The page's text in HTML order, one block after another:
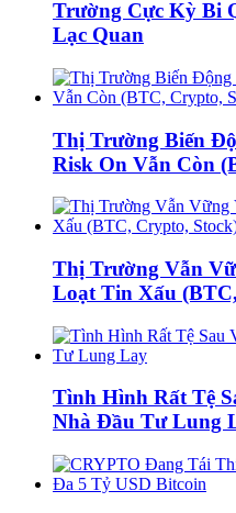
Trường Cực Kỳ Bi
Lạc Quan
Thị Trường Biến
Risk On Vẫn Còn
Thị Trường Vẫn
Loạt Tin Xấu
Tình Hình Rất Tệ
Nhà Đầu Tư Lung